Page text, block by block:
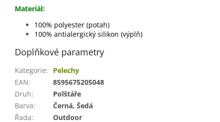
Materiál:
100% polyester (potah)
100% antialergický silikon (výplň)
Doplňkové parametry
Kategorie:
Pelechy
EAN:
8595675205048
Druh:
Polštáře
Barva:
Černá, Šedá
Řada:
Outdoor